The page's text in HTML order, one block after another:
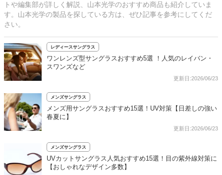
トや編集部が詳しく解説、山本光学のおすすめ商品も紹介していま
す。山本光学の製品を探している方は、ぜひ記事を参考にしてくだ
さい。
レディースサングラス
ワンレンズ型サングラスおすすめ5選 ！人気のレイバン・
スワンズなど
更新日:2026/06/23
メンズサングラス
メンズ用サングラスおすすめ15選！UV対策【日差しの強い
春夏に】
更新日:2026/06/23
メンズサングラス
UVカットサングラス人気おすすめ15選！目の紫外線対策に
【おしゃれなデザイン多数】